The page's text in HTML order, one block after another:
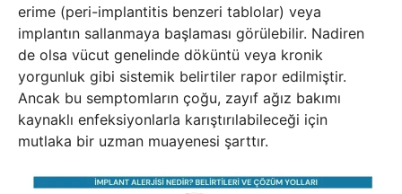
erime (peri-implantitis benzeri tablolar) veya
implantın sallanmaya başlaması görülebilir. Nadiren
de olsa vücut genelinde döküntü veya kronik
yorgunluk gibi sistemik belirtiler rapor edilmiştir.
Ancak bu semptomların çoğu, zayıf ağız bakımı
kaynaklı enfeksiyonlarla karıştırılabileceği için
mutlaka bir uzman muayenesi şarttır.